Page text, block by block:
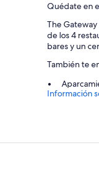
Quédate en
The
de los 4
bares y un
También te
Información
Plus Apollo